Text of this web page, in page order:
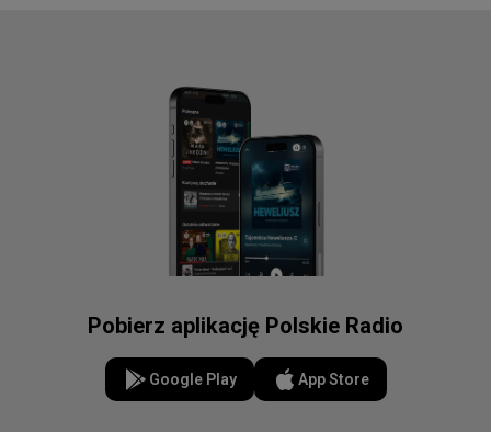
Pobierz aplikację Polskie Radio
Google Play App Store